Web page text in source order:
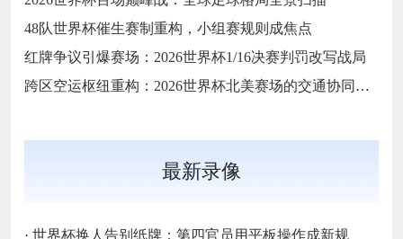
48队世界杯催生赛制重构，小组赛规则成焦点
红牌争议引爆赛场：2026世界杯1/16决赛判罚改写战局
跨区空运枢纽重构：2026世界杯北美赛场的交通协同与效能优化方案
最新录像
· 世界杯换人告别纸牌：第四官员用平板操作成新规